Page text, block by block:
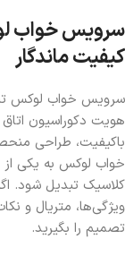
سرویس خواب
کیفیت ماندگار
سرویس خواب لوکس
هویت دکوراسیون
باکیفیت، طراحی
خواب لوکس به یکی
کلاسیک تبدیل شود.
ویژگی‌ها، متریال و
تصمیم را بگیرید.